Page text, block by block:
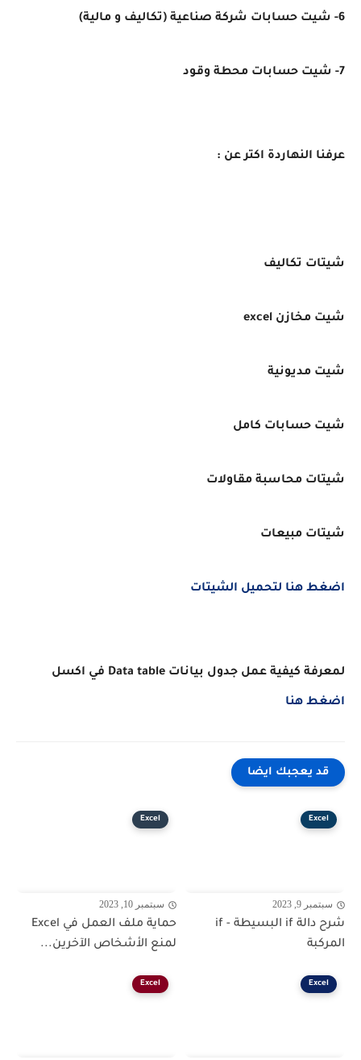
6- شيت حسابات شركة صناعية (تكاليف و مالية)
7- شيت حسابات محطة وقود
عرفنا النهاردة اكتر عن :
شيتات تكاليف
شيت مخازن excel
شيت مديونية
شيت حسابات كامل
شيتات محاسبة مقاولات
شيتات مبيعات
اضغط هنا لتحميل الشيتات
لمعرفة كيفية عمل جدول بيانات Data table في اكسل
اضغط هنا
قد يعجبك ايضا
Excel
سبتمبر 9, 2023
شرح دالة if البسيطة - if
المركبة
Excel
سبتمبر 10, 2023
حماية ملف العمل في Excel
لمنع الأشخاص الآخرين...
Excel
Excel